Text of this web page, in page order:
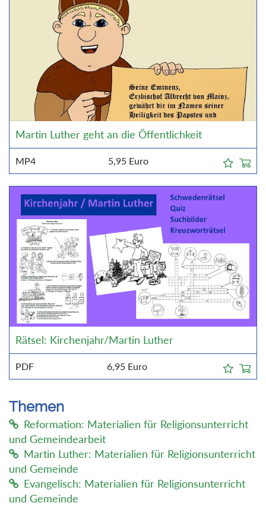
Martin Luther geht an die Öffentlichkeit
MP4 5,95 Euro
Rätsel: Kirchenjahr/Martin Luther
PDF 6,95 Euro
Themen
Reformation: Materialien für Religionsunterricht
und Gemeindearbeit
Martin Luther: Materialien für Religionsunterricht
und Gemeinde
Evangelisch: Materialien für Religionsunterricht
und Gemeinde